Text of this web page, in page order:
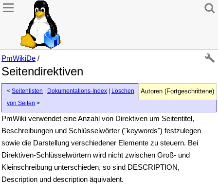
PmWikiDe /
Seitendirektiven
Autoren (Fortgeschrittene)
< Seitenlisten Dokumentations-Index
Löschen
von Seiten >
PmWiki verwendet eine Anzahl von Direktiven um Seitentitel,
Beschreibungen und Schlüsselwörter ("keywords") festzulegen
sowie die Darstellung verschiedener Elemente zu steuern. Bei
Direktiven-Schlüsselwörtern wird nicht zwischen Groß- und
Kleinschreibung unterschieden, so sind DESCRIPTION,
Description und description äquivalent.